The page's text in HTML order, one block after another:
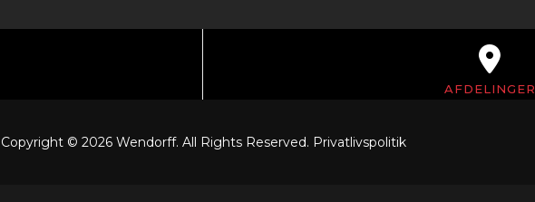
AFDELINGER
Copyright © 2026 Wendorff. All Rights Reserved. Privatlivspolitik